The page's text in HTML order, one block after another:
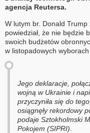
agencja Reutersa.
W lutym br. Donald Trump
powiedział, że nie będzie
swoich budżetów
w listopadowych
Jego deklaracje,
wojną w Ukrainie i
przyczyniła się do
osiągnęły rekordowy
podaje Sztokholmski
Pokojem (SIPRI).